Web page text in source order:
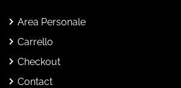
Area Personale
Carrello
Checkout
Contact